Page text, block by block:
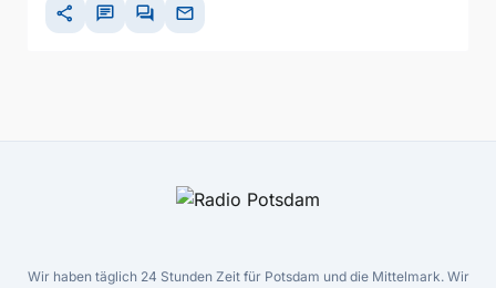
share chat forum mail
Wir haben täglich 24 Stunden Zeit für Potsdam und die Mittelmark. Wir